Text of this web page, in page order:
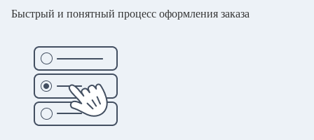
Быстрый и понятный процесс оформления заказа